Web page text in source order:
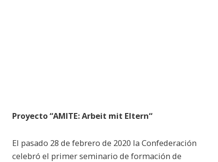
Proyecto “AMITE: Arbeit mit Eltern“
El pasado 28 de febrero de 2020 la Confederación
celebró el primer seminario de formación de